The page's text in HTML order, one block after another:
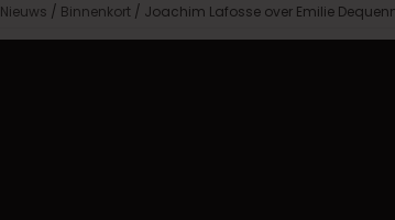
Nieuws / Binnenkort / Joachim Lafosse over Emilie